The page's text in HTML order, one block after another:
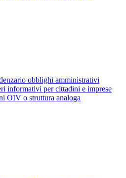
obblighi amministrativi
informativi per cittadini e imprese
OIV o struttura analoga